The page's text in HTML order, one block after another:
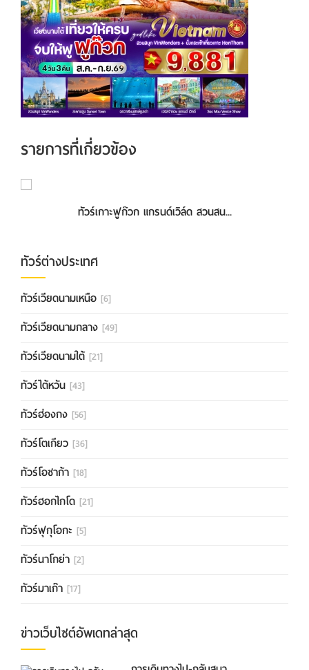
รายการที่เกี่ยวข้อง
ทัวร์เกาะฟูก๊วก แกรนด์เวิล์ด สวนสน...
เกาะฟู้โกว๊ก สวนสนุกVin Wonders+อค...
ทัวร์ต่างประเทศ
ทัวร์เวียดนามเหนือ [6]
ทัวร์เวียดนามกลาง [49]
ทัวร์เวียดนามใต้ [21]
ทัวร์ไต้หวัน [43]
ทัวร์ฮ่องกง [56]
ทัวร์โตเกียว [36]
ทัวร์โอซาก้า [18]
ทัวร์ฮอกไกโด [21]
ทัวร์ฟุกุโอกะ [5]
ทัวร์นาโกย่า [2]
ทัวร์มาเก๊า [17]
ข่าวเว็บไซต์อัพเดทล่าสุด